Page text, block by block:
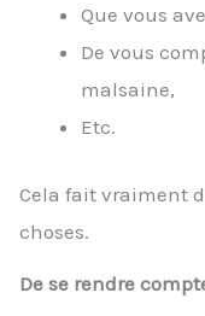
Que vous
De vous
malsaine,
Etc.
Cela fait vraiment
choses.
De se rendre